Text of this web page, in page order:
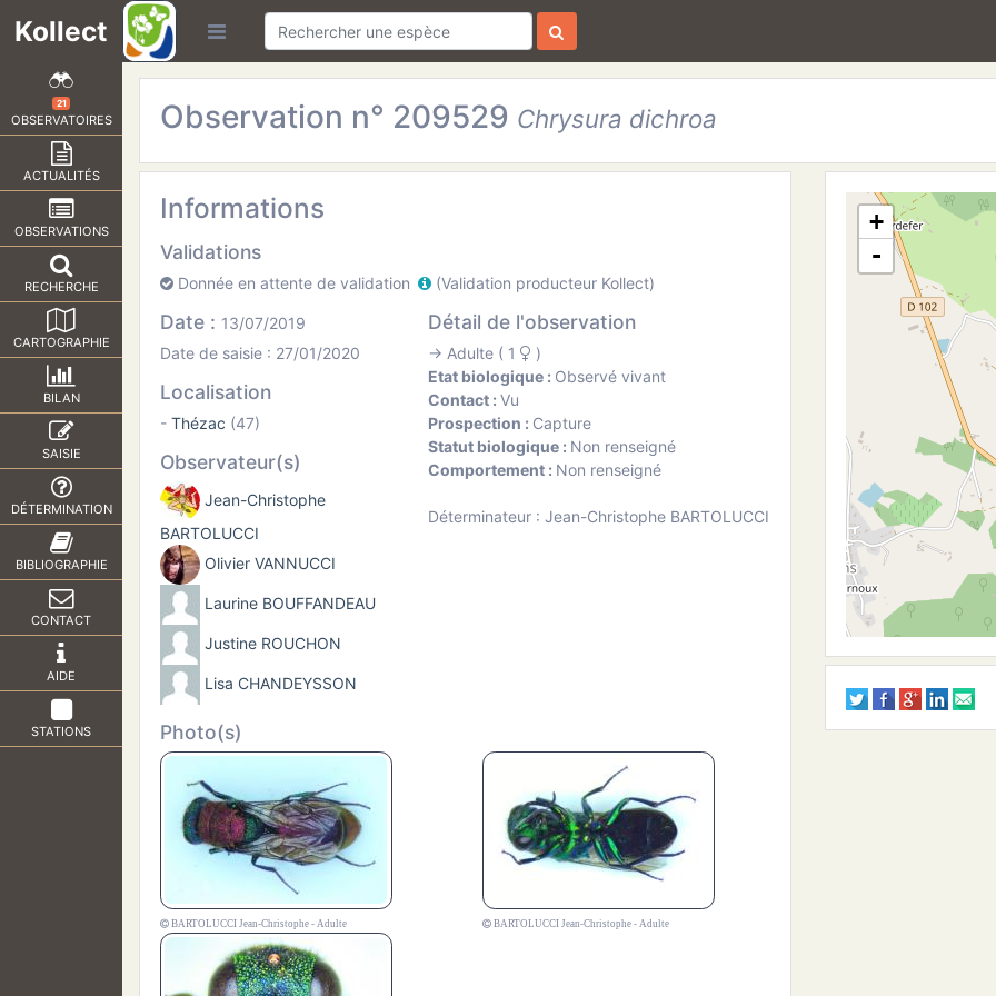
Kollect
21
OBSERVATOIRES
ACTUALITÉS
OBSERVATIONS
RECHERCHE
CARTOGRAPHIE
BILAN
SAISIE
DÉTERMINATION
BIBLIOGRAPHIE
CONTACT
AIDE
STATIONS
Observation n° 209529 Chrysura dichroa
Informations
Validations
Donnée en attente de validation (Validation producteur Kollect)
Date : 13/07/2019
Date de saisie : 27/01/2020
Localisation
- Thézac (47)
Observateur(s)
Jean-Christophe
BARTOLUCCI
Olivier VANNUCCI
Laurine BOUFFANDEAU
Justine ROUCHON
Lisa CHANDEYSSON
Détail de l'observation
→ Adulte ( 1
)
Etat biologique : Observé vivant
Contact :Vu
Prospection : Capture
Statut biologique : Non renseigné
Comportement : Non renseigné
Déterminateur : Jean-Christophe BARTOLUCCI
Photo(s)
BARTOLUCCI Jean-Christophe - Adulte BARTOLUCCI Jean-Christophe - Adulte
+
-